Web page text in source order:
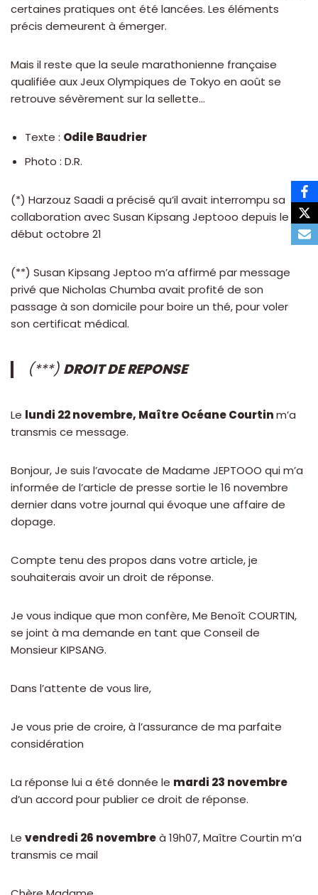
certaines pratiques ont été lancées. Les éléments
précis demeurent à émerger.
Mais il reste que la seule marathonienne française
qualifiée aux Jeux Olympiques de Tokyo en août se
retrouve sévèrement sur la sellette…
Texte : Odile Baudrier
Photo : D.R.
(*) Harzouz Saadi a précisé qu’il avait interrompu sa
collaboration avec Susan Kipsang Jeptooo depuis le
début octobre 21
(**) Susan Kipsang Jeptoo m’a affirmé par message
privé que Nicholas Chumba avait profité de son
passage à son domicile pour boire un thé, pour voler
son certificat médical.
(***) DROIT DE REPONSE
Le lundi 22 novembre, Maître Océane Courtinm’a
transmis ce message.
Bonjour, Je suis l’avocate de Madame JEPTOOO qui m’a
informée de l’article de presse sortie le 16 novembre
dernier dans votre journal qui évoque une affaire de
dopage.
Compte tenu des propos dans votre article, je
souhaiterais avoir un droit de réponse.
Je vous indique que mon confère, Me Benoît COURTIN,
se joint à ma demande en tant que Conseil de
Monsieur KIPSANG.
Dans l’attente de vous lire,
Je vous prie de croire, à l’assurance de ma parfaite
considération
La réponse lui a été donnée le mardi 23 novembre
d’un accord pour publier ce droit de réponse.
Le vendredi 26 novembreà 19h07, Maître Courtin m’a
transmis ce mail